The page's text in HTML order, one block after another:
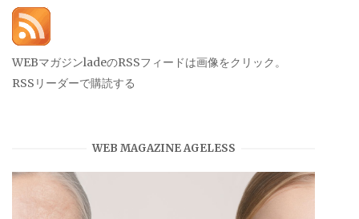
WEBマガジンladeのRSSフィードは画像をクリック。
RSSリーダーで購読する
WEB MAGAZINE AGELESS